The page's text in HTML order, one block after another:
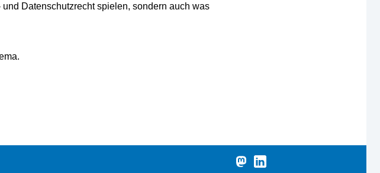
Datenschutzrecht spielen, sondern auch was